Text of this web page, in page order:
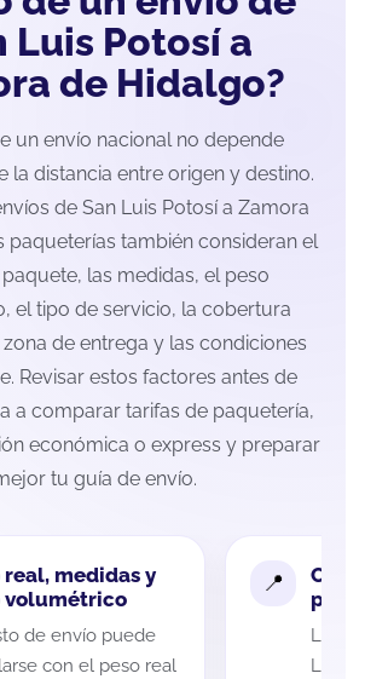
Luis Potosí a
de Hidalgo?
un envío nacional no depende
la distancia entre origen y destino.
de San Luis Potosí a Zamora
paqueterías también consideran el
las medidas, el peso
el tipo de servicio, la cobertura
de entrega y las condiciones
Revisar estos factores antes de
a comparar tarifas de paquetería,
económica o express y preparar
tu guía de envío.
real, medidas y
volumétrico
de envío puede
con el peso real
La
Luis